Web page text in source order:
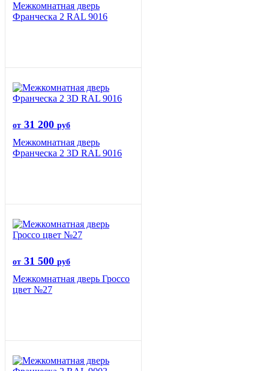
Межкомнатная дверь
Франческа 2 RAL 9016
от 31 200 руб
Межкомнатная дверь
Франческа 2 3D RAL 9016
от 31 500 руб
Межкомнатная дверь Гроссо
цвет №27